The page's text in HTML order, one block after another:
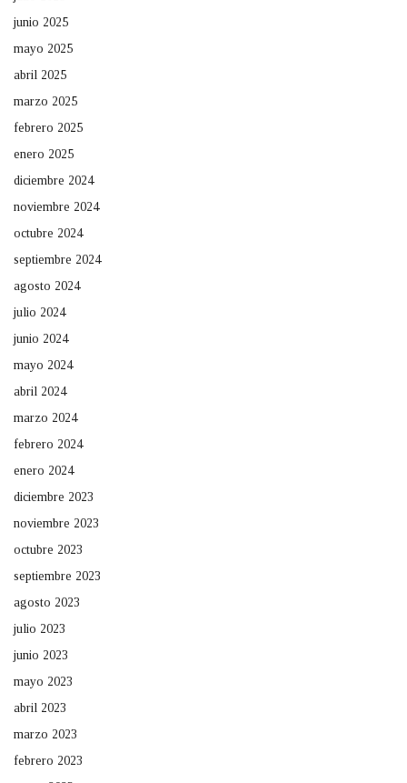
junio 2025
mayo 2025
abril 2025
marzo 2025
febrero 2025
enero 2025
diciembre 2024
noviembre 2024
octubre 2024
septiembre 2024
agosto 2024
julio 2024
junio 2024
mayo 2024
abril 2024
marzo 2024
febrero 2024
enero 2024
diciembre 2023
noviembre 2023
octubre 2023
septiembre 2023
agosto 2023
julio 2023
junio 2023
mayo 2023
abril 2023
marzo 2023
febrero 2023